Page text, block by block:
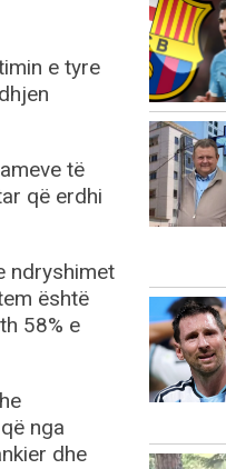
e tyre
të
që erdhi
ndryshimet
është
58% e
nga
dhe